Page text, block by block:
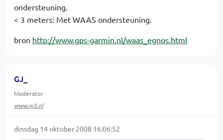
ondersteuning.
< 3 meters: Met WAAS ondersteuning.
bron http://www.gps-garmin.nl/waas_egnos.html
GJ_
Moderator
www.xj3.nl
dinsdag 14 oktober 2008 16:06:52